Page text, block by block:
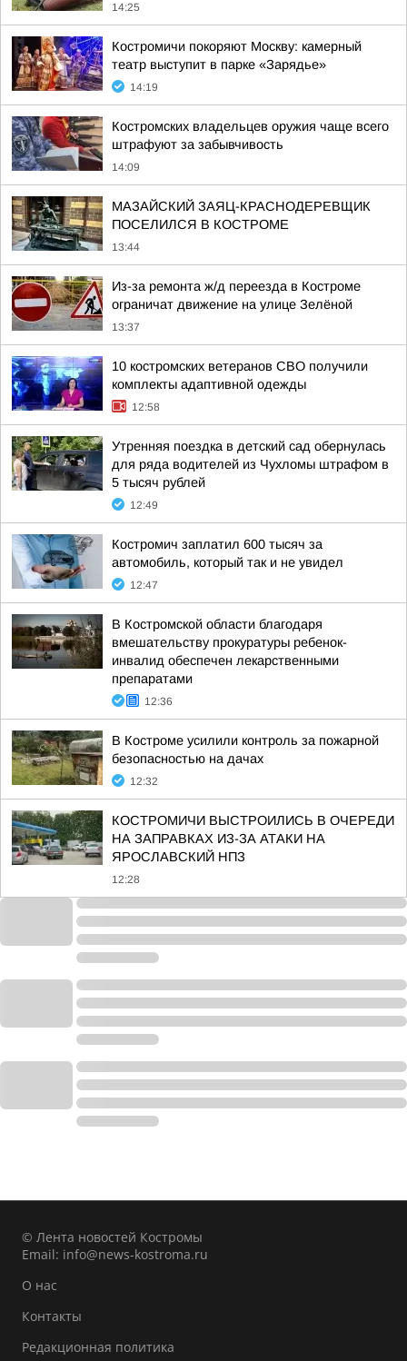
14:25
Костромичи покоряют Москву: камерный
театр выступит в парке «Зарядье»
14:19
Костромских владельцев оружия чаще всего
штрафуют за забывчивость
14:09
МАЗАЙСКИЙ ЗАЯЦ-КРАСНОДЕРЕВЩИК
ПОСЕЛИЛСЯ В КОСТРОМЕ
13:44
Из-за ремонта ж/д переезда в Костроме
ограничат движение на улице Зелёной
13:37
10 костромских ветеранов СВО получили
комплекты адаптивной одежды
12:58
Утренняя поездка в детский сад обернулась
для ряда водителей из Чухломы штрафом в
5 тысяч рублей
12:49
Костромич заплатил 600 тысяч за
автомобиль, который так и не увидел
12:47
В Костромской области благодаря
вмешательству прокуратуры ребенок-
инвалид обеспечен лекарственными
препаратами
12:36
В Костроме усилили контроль за пожарной
безопасностью на дачах
12:32
КОСТРОМИЧИ ВЫСТРОИЛИСЬ В ОЧЕРЕДИ
НА ЗАПРАВКАХ ИЗ-ЗА АТАКИ НА
ЯРОСЛАВСКИЙ НПЗ
12:28
© Лента новостей Костромы
Email: info@news-kostroma.ru
О нас
Контакты
Редакционная политика